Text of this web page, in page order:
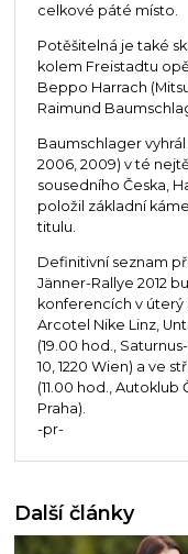
celkové páté místo.
Potěšitelná je také
kolem Freistadtu
Beppo Harrach
Raimund
Baumschlager
2006, 2009) v té
sousedního Česka,
položil základní
titulu.
Definitivní seznam
Jänner-Rallye 2012
konferencích v úterý
Arcotel Nike Linz,
(19.00 hod.,
10, 1220 Wien) a ve
(11.00 hod., Autoklub
Praha).
-pr-
Další články